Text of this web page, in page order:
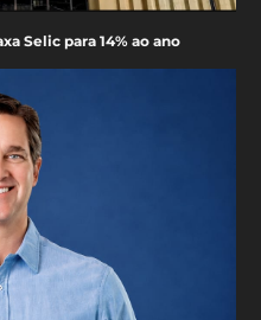
Selic para 14% ao ano